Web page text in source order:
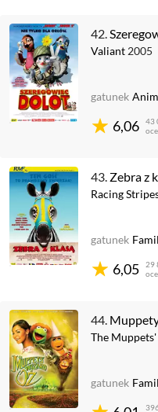
42.
Valiant 2005
6,06
43
gatunek
43. Zebra z
Racing
6,05
29
gatunek
44.
The
gatunek